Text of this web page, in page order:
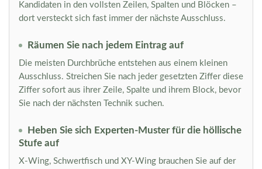
Kandidaten in den vollsten Zeilen, Spalten und Blöcken –
dort versteckt sich fast immer der nächste Ausschluss.
Räumen Sie nach jedem Eintrag auf
Die meisten Durchbrüche entstehen aus einem kleinen
Ausschluss. Streichen Sie nach jeder gesetzten Ziffer diese
Ziffer sofort aus ihrer Zeile, Spalte und ihrem Block, bevor
Sie nach der nächsten Technik suchen.
Heben Sie sich Experten-Muster für die höllische
Stufe auf
X-Wing, Schwertfisch und XY-Wing brauchen Sie auf der